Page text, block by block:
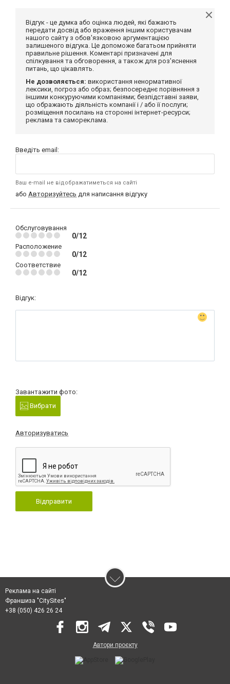
Відгук - це думка або оцінка людей, які бажають
передати досвід або враження іншим користувачам
нашого сайту з обов'язковою аргументацією
залишеного відгука. Це допоможе багатьом прийняти
правильне рішення. Коментарі призначені для
спілкування та обговорення, а також для роз'яснення
питань, що цікавлять.
Не дозволяється: використання ненормативної
лексики, погроз або образ; безпосереднє порівняння з
іншими конкуруючими компаніями; безпідставні заяви,
що ображають діяльність компанії і / або її послуги;
розміщення посилань на сторонні інтернет-ресурси;
реклама та самореклама.
Введіть email:
Ваш e-mail не відображатиметься на сайті
або Авторизуйтесь для написання відгуку
Обслуговування
0/12
Расположение
0/12
Соответствие
0/12
Відгук:
Завантажити фото:
Вибрати
Авторизуватись
Відправити
Реклама на сайті
Франшиза "CitySites"
+38 (050) 426 26 24
Автори проєкту